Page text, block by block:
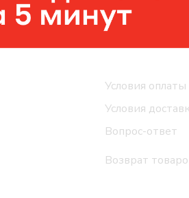
Условия оплаты
Условия
Вопрос-ответ
Возврат